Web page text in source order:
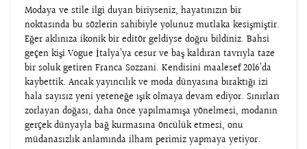
Modaya ve stile ilgi duyan biriyseniz, hayatınızın bir
noktasında bu sözlerin sahibiyle yolunuz mutlaka kesişmiştir.
Eğer aklınıza ikonik bir editör geldiyse doğru bildiniz. Bahsi
geçen kişi Vogue İtalya’ya cesur ve baş kaldıran tavrıyla taze
bir soluk getiren Franca Sozzani. Kendisini maalesef 2016’da
kaybettik. Ancak yayıncılık ve moda dünyasına bıraktığı izi
hala sayısız yeni yeteneğe ışık olmaya devam ediyor. Sınırları
zorlayan doğası, daha önce yapılmamışa yönelmesi, modanın
gerçek dünyayla bağ kurmasına öncülük etmesi, onu
müdanasızlık anlamında ilham perimiz yapmaya yetiyor.